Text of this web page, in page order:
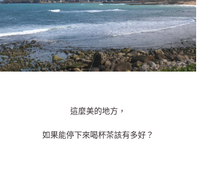
這麼美的地方，
如果能停下來喝杯茶該有多好？